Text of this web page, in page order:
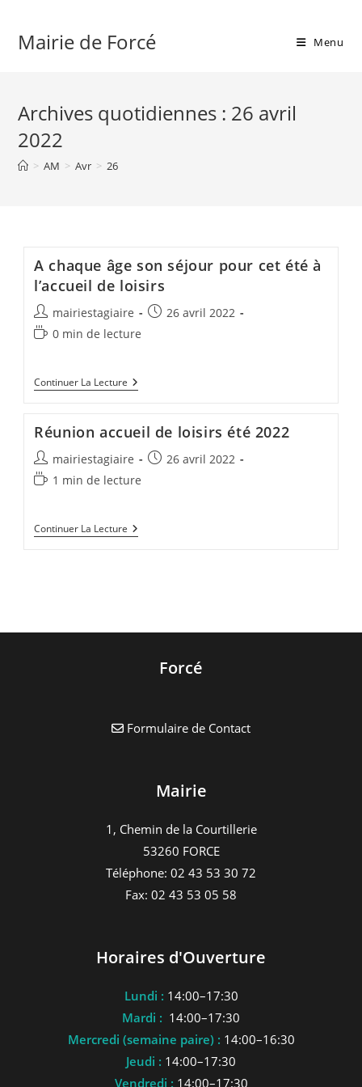
contentMairie de Forcé Menu
Archives quotidiennes : 26 avril
2022
> AM > Avr > 26
A chaque âge son séjour pour cet été à
l’accueil de loisirs
Auteur/autrice
de
mairiestagiaire
Publication
26 avril 2022
Temps0 min de lecture
Continuer La Lecture A
Chaque
Séjour
Pour
Cet
À
Loisirs
Réunion accueil de loisirs été 2022
Auteur/autrice
de
mairiestagiaire
Publication
26 avril 2022
Temps1 min de lecture
Continuer La Lecture Réunion
Accueil
Forcé
Formulaire de Contact
Mairie
1, Chemin de la Courtillerie
53260 FORCE
Téléphone: 02 43 53 30 72
Fax: 02 43 53 05 58
Horaires d'Ouverture
Lundi : 14:00–17:30
Mardi : 14:00–17:30
Mercredi (semaine paire) : 14:00–16:30
Jeudi : 14:00–17:30
Vendredi : 14:00–17:30